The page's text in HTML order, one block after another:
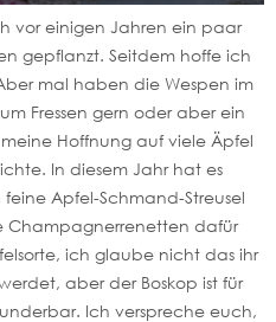
vor einigen Jahren ein paar
gepflanzt. Seitdem hoffe ich
mal haben die Wespen im
Fressen gern oder aber ein
Hoffnung auf viele Äpfel
In diesem Jahr hat es
Apfel-Schmand-Streusel
Champagnerrenetten dafür
ich glaube nicht das ihr
aber der Boskop ist für
Ich verspreche euch,